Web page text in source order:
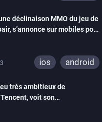
déclinaison MMO du jeu de
s’annonce sur mobiles pour
ios android
très ambitieux de
voit son